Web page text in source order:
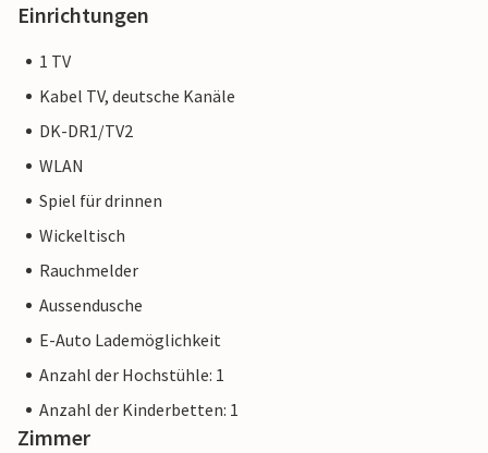
Einrichtungen
1 TV
Kabel TV, deutsche Kanäle
DK-DR1/TV2
WLAN
Spiel für drinnen
Wickeltisch
Rauchmelder
Aussendusche
E-Auto Lademöglichkeit
Anzahl der Hochstühle: 1
Anzahl der Kinderbetten: 1
Zimmer